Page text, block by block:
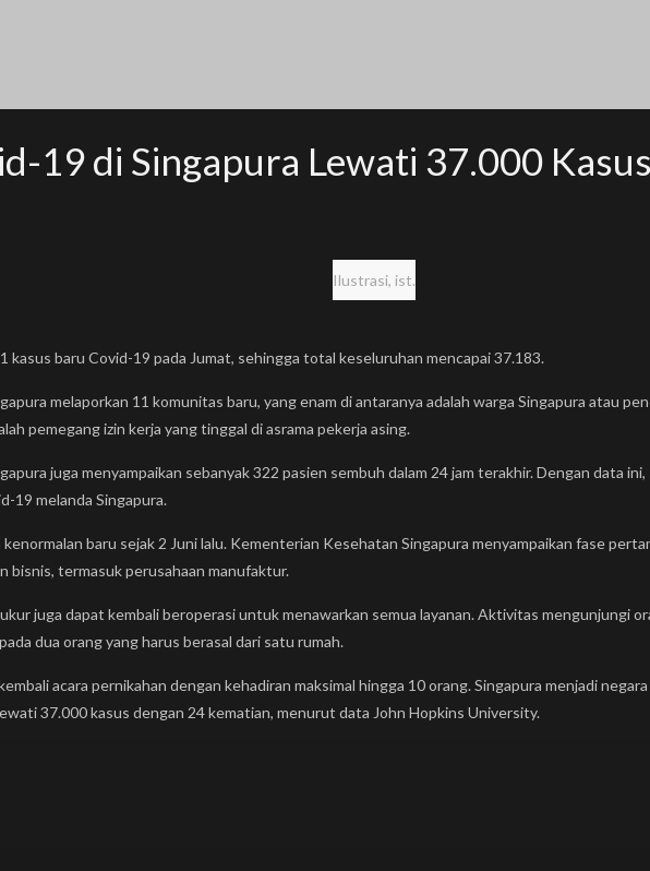
19 di Singapura Lewati 37.000 Kasus
Ilustrasi, ist.
kasus baru Covid-19 pada Jumat, sehingga total keseluruhan mencapai 37.183.
melaporkan 11 komunitas baru, yang enam di antaranya adalah warga Singapura atau
pemegang izin kerja yang tinggal di asrama pekerja asing.
juga menyampaikan sebanyak 322 pasien sembuh dalam 24 jam terakhir. Dengan data
19 melanda Singapura.
baru sejak 2 Juni lalu. Kementerian Kesehatan Singapura menyampaikan fase
bisnis, termasuk perusahaan manufaktur.
juga dapat kembali beroperasi untuk menawarkan semua layanan. Aktivitas mengunjungi
dua orang yang harus berasal dari satu rumah.
acara pernikahan dengan kehadiran maksimal hingga 10 orang. Singapura menjadi
37.000 kasus dengan 24 kematian, menurut data John Hopkins University.